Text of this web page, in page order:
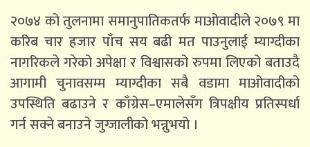
२०७४ को तुलनामा समानुपातिकतर्फ माओवादीले २०७९ मा
करिब चार हजार पाँच सय बढी मत पाउनुलाई म्याग्दीका
नागरिकले गरेको अपेक्षा र विश्वासको रुपमा लिएको बताउदै
आगामी चुनावसम्म म्याग्दीका सबै वडामा माओवादीको
उपस्थिति बढाउने र काँग्रेस–एमालेसँग त्रिपक्षीय प्रतिस्पर्धा
गर्न सक्ने बनाउने जुग्जालीको भन्नुभयो ।